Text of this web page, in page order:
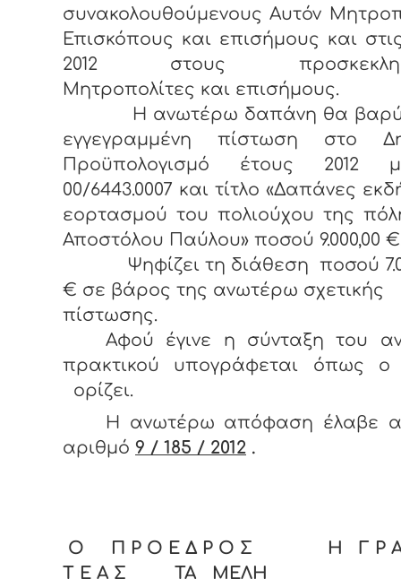
συνακολουθούμενους Αυτόν
Επισκόπους και επισήμους και
2012 στους
Μητροπολίτες και επισήμους.
Η ανωτέρω δαπάνη θα
εγγεγραμμένη πίστωση στο
Προϋπολογισμό έτους 2012
00/6443.0007 και τίτλο «Δαπάνες
εορτασμού του πολιούχου της
Αποστόλου Παύλου» ποσού 9.000,00
Ψηφίζει τη διάθεση ποσού
€ σε βάρος της ανωτέρω σχετικής
πίστωσης.
Αφού έγινε η σύνταξη του
πρακτικού υπογράφεται όπως ο
ορίζει.
Η ανωτέρω απόφαση έλαβε
αριθμό 9 / 185 / 2012 .
Ο Π Ρ Ο Ε Δ Ρ Ο Σ Η Γ Ρ Α
Τ Ε Α Σ ΤΑ ΜΕΛΗ